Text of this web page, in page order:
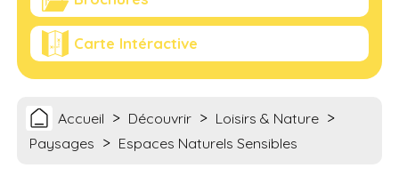
Carte Intéractive
Accueil > Découvrir > Loisirs & Nature >
Paysages > Espaces Naturels Sensibles